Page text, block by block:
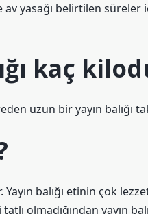
av yasağı belirtilen
kaç
uzun bir yayın balığı
balığı etinin çok
olmadığından yayın